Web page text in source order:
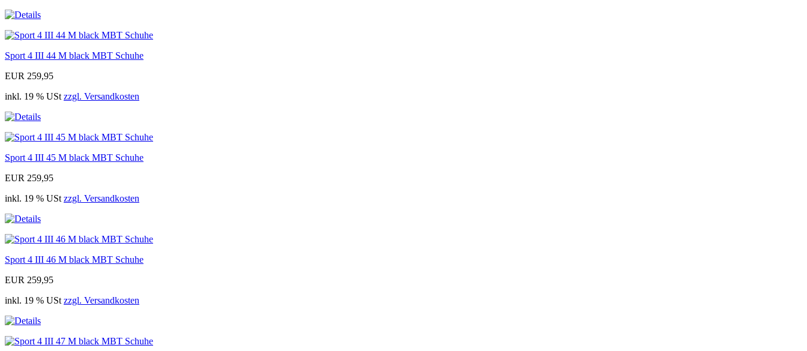
Sport 4 III 44 M black MBT Schuhe
EUR 259,95
inkl. 19 % USt zzgl. Versandkosten
Sport 4 III 45 M black MBT Schuhe
EUR 259,95
inkl. 19 % USt zzgl. Versandkosten
Sport 4 III 46 M black MBT Schuhe
EUR 259,95
inkl. 19 % USt zzgl. Versandkosten